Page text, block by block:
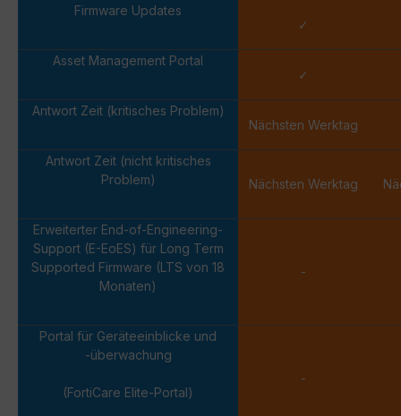
Firmware Updates
✓
Asset Management Portal
✓
Antwort Zeit (kritisches Problem)
Nächsten Werktag
Antwort Zeit (nicht kritisches
Problem)
Nächsten Werktag
Erweiterter End-of-Engineering-
Support (E-EoES) für Long Term
Supported Firmware (LTS von 18
Monaten)
-
Portal für Geräteeinblicke und
-überwachung
(FortiCare Elite-Portal)
-